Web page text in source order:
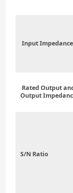
Input Impedance
Rated Output
Output
S/N Ratio